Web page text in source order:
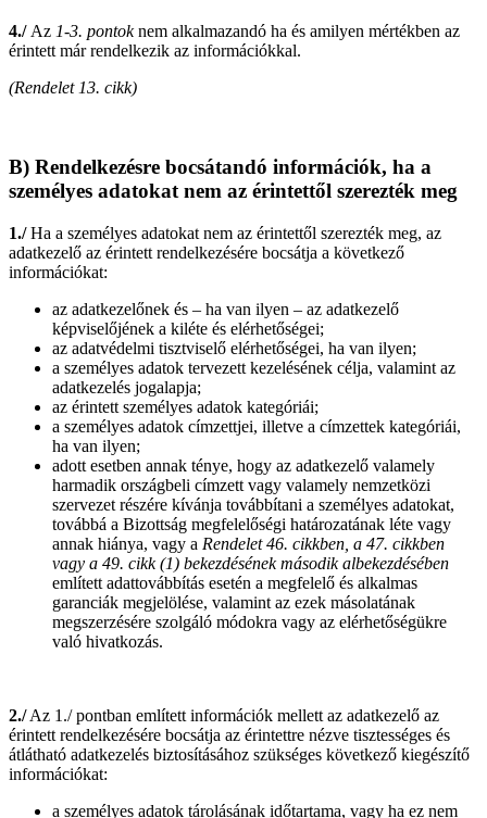
4./Az 1-3. pontoknem alkalmazandó ha és amilyen mértékben az
érintett már rendelkezik az információkkal.
(Rendelet 13. cikk)
B) Rendelkezésre bocsátandó információk, ha a
személyes adatokat nem az érintettől szerezték meg
1./Ha a személyes adatokat nem az érintettől szerezték meg, az
adatkezelő az érintett rendelkezésére bocsátja a következő
információkat:
az adatkezelőnek és – ha van ilyen – az adatkezelő
képviselőjének a kiléte és elérhetőségei;
az adatvédelmi tisztviselő elérhetőségei, ha van ilyen;
a személyes adatok tervezett kezelésének célja, valamint az
adatkezelés jogalapja;
az érintett személyes adatok kategóriái;
a személyes adatok címzettjei, illetve a címzettek kategóriái,
ha van ilyen;
adott esetben annak ténye, hogy az adatkezelő valamely
harmadik országbeli címzett vagy valamely nemzetközi
szervezet részére kívánja továbbítani a személyes adatokat,
továbbá a Bizottság megfelelőségi határozatának léte vagy
annak hiánya, vagy a Rendelet 46. cikkben, a 47. cikkben
vagy a 49. cikk (1) bekezdésének második albekezdésében
említett adattovábbítás esetén a megfelelő és alkalmas
garanciák megjelölése, valamint az ezek másolatának
megszerzésére szolgáló módokra vagy az elérhetőségükre
való hivatkozás.
2./Az 1./ pontban említett információk mellett az adatkezelő az
érintett rendelkezésére bocsátja az érintettre nézve tisztességes és
átlátható adatkezelés biztosításához szükséges következő kiegészítő
információkat:
a személyes adatok tárolásának időtartama, vagy ha ez nem